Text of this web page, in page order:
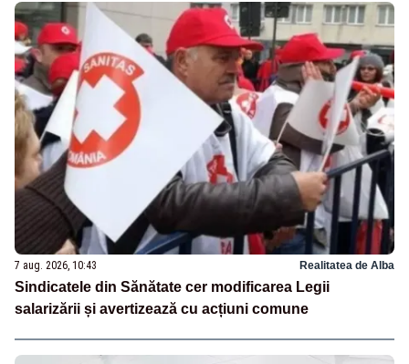
7 aug. 2026, 10:43 Realitatea de Alba
Sindicatele din Sănătate cer modificarea Legii
salarizării și avertizează cu acțiuni comune